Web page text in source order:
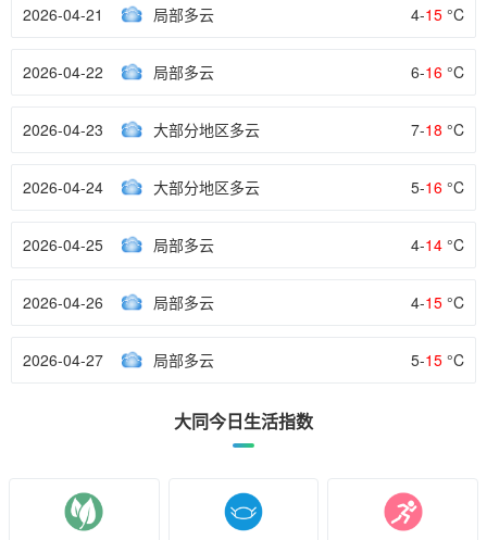
2026-04-21 局部多云 4-15 °C
2026-04-22 局部多云 6-16 °C
2026-04-23 大部分地区多云 7-18 °C
2026-04-24 大部分地区多云 5-16 °C
2026-04-25 局部多云 4-14 °C
2026-04-26 局部多云 4-15 °C
2026-04-27 局部多云 5-15 °C
大同今日生活指数